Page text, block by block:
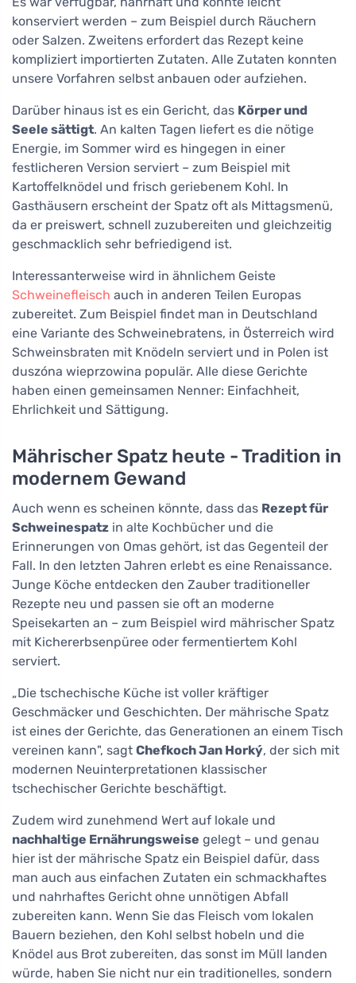
konserviert werden – zum Beispiel durch Räuchern
oder Salzen. Zweitens erfordert das Rezept keine
kompliziert importierten Zutaten. Alle Zutaten konnten
unsere Vorfahren selbst anbauen oder aufziehen.
Darüber hinaus ist es ein Gericht, das Körper und
Seele sättigt. An kalten Tagen liefert es die nötige
Energie, im Sommer wird es hingegen in einer
festlicheren Version serviert – zum Beispiel mit
Kartoffelknödel und frisch geriebenem Kohl. In
Gasthäusern erscheint der Spatz oft als Mittagsmenü,
da er preiswert, schnell zuzubereiten und gleichzeitig
geschmacklich sehr befriedigend ist.
Interessanterweise wird in ähnlichem Geiste
Schweinefleisch auch in anderen Teilen Europas
zubereitet. Zum Beispiel findet man in Deutschland
eine Variante des Schweinebratens, in Österreich wird
Schweinsbraten mit Knödeln serviert und in Polen ist
duszóna wieprzowina populär. Alle diese Gerichte
haben einen gemeinsamen Nenner: Einfachheit,
Ehrlichkeit und Sättigung.
Mährischer Spatz heute - Tradition in
modernem Gewand
Auch wenn es scheinen könnte, dass das Rezept für
Schweinespatz in alte Kochbücher und die
Erinnerungen von Omas gehört, ist das Gegenteil der
Fall. In den letzten Jahren erlebt es eine Renaissance.
Junge Köche entdecken den Zauber traditioneller
Rezepte neu und passen sie oft an moderne
Speisekarten an – zum Beispiel wird mährischer Spatz
mit Kichererbsenpüree oder fermentiertem Kohl
serviert.
„Die tschechische Küche ist voller kräftiger
Geschmäcker und Geschichten. Der mährische Spatz
ist eines der Gerichte, das Generationen an einem Tisch
vereinen kann", sagt Chefkoch Jan Horký, der sich mit
modernen Neuinterpretationen klassischer
tschechischer Gerichte beschäftigt.
Zudem wird zunehmend Wert auf lokale und
nachhaltige Ernährungsweise gelegt – und genau
hier ist der mährische Spatz ein Beispiel dafür, dass
man auch aus einfachen Zutaten ein schmackhaftes
und nahrhaftes Gericht ohne unnötigen Abfall
zubereiten kann. Wenn Sie das Fleisch vom lokalen
Bauern beziehen, den Kohl selbst hobeln und die
Knödel aus Brot zubereiten, das sonst im Müll landen
würde, haben Sie nicht nur ein traditionelles, sondern